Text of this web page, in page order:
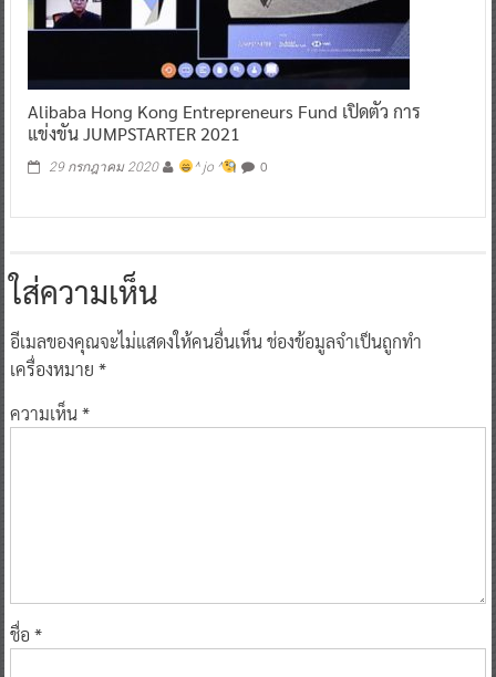
Alibaba Hong Kong Entrepreneurs Fund เปิดตัว การ
แข่งขัน JUMPSTARTER 2021
29 กรกฎาคม 2020 ^ jo ^ 0
ใส่ความเห็น
อีเมลของคุณจะไม่แสดงให้คนอื่นเห็นช่องข้อมูลจำเป็นถูกทำ
เครื่องหมาย *
ความเห็น*
ชื่อ *